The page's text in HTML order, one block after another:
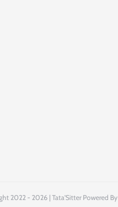
2022 - 2026 | Tata'Sitter Powered By